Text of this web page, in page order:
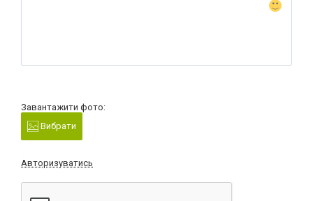
Завантажити фото:
Вибрати
Авторизуватись